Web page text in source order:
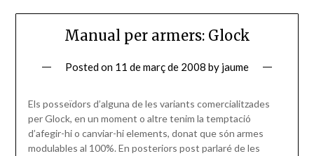
Manual per armers: Glock
Posted on 11 de març de 2008 by jaume
Els posseïdors d’alguna de les variants comercialitzades
per Glock, en un moment o altre tenim la temptació
d’afegir-hi o canviar-hi elements, donat que són armes
modulables al 100%. En posteriors post parlaré de les